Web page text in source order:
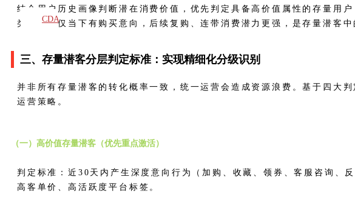
结合用户历史画像判断潜在消费价值，优先判定具备高价值属性的存量用
类用户不仅当下有购买意向，后续复购、连带消费潜力更强，是存量潜客中
三、存量潜客分层判定标准：实现精细化分级识别
并非所有存量潜客的转化概率一致，统一运营会造成资源浪费。基于四大
运营策略。
（一）高价值存量潜客（优先重点激活）
判定标准：近30天内产生深度意向行为（加购、收藏、领券、客服咨询、
高客单价、高活跃度平台标签。
题库
CDA